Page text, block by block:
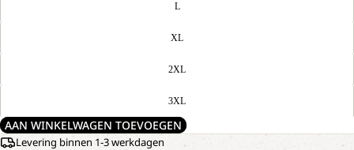
L
XL
2XL
3XL
AAN WINKELWAGEN TOEVOEGEN
Levering binnen 1-3 werkdagen